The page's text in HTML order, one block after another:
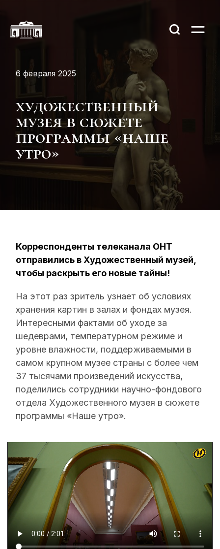
6 февраля 2025
художественный
музея в сюжете
программы «наше
утро»
Корреспонденты телеканала ОНТ
отправились в Художественный музей,
чтобы раскрыть его новые тайны!
На этот раз зритель узнает об условиях
хранения картин в залах и фондах музея.
Интересными фактами об уходе за
шедеврами, температурном режиме и
уровне влажности, поддерживаемыми в
самом крупном музее страны с более чем
37 тысячами произведений искусства,
поделились сотрудники научно-фондового
отдела Художественного музея в сюжете
программы «Наше утро».